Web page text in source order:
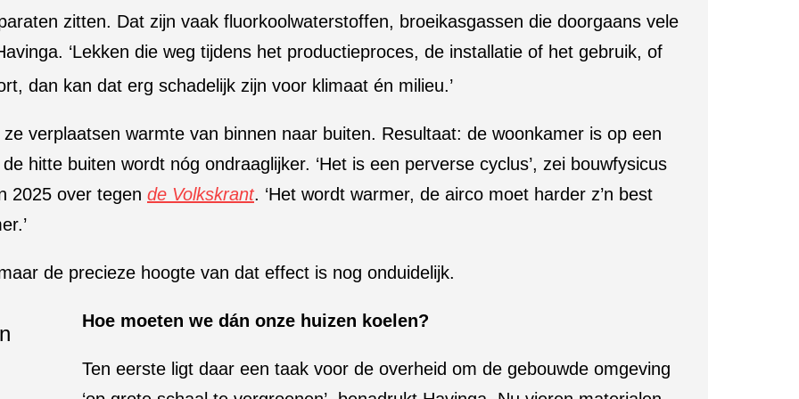
zitten. Dat zijn vaak fluorkoolwaterstoffen, broeikasgassen die doorgaans vele
‘Lekken die weg tijdens het productieproces, de installatie of het gebruik, of
dan kan dat erg schadelijk zijn voor klimaat én milieu.’
verplaatsen warmte van binnen naar buiten. Resultaat: de woonkamer is op een
hitte buiten wordt nóg ondraaglijker. ‘Het is een perverse cyclus’, zei bouwfysicus
2025 over tegen de Volkskrant. ‘Het wordt warmer, de airco moet harder z’n best
de precieze hoogte van dat effect is nog onduidelijk.
Hoe moeten we dán onze huizen koelen?
Ten eerste ligt daar een taak voor de overheid om de gebouwde omgeving